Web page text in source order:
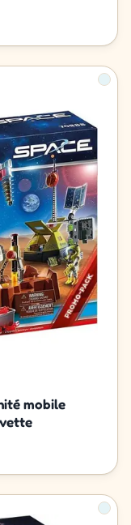
mobile